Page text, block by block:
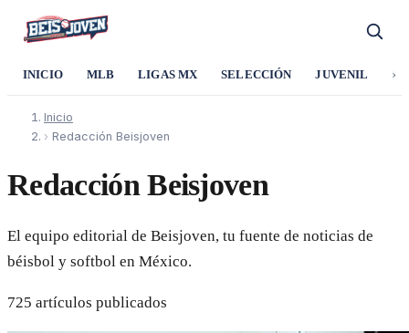
INICIO MLB LIGAS MX SELECCIÓN JUVENIL ›
Inicio
› Redacción Beisjoven
Redacción Beisjoven
El equipo editorial de Beisjoven, tu fuente de noticias de
béisbol y softbol en México.
725 artículos publicados